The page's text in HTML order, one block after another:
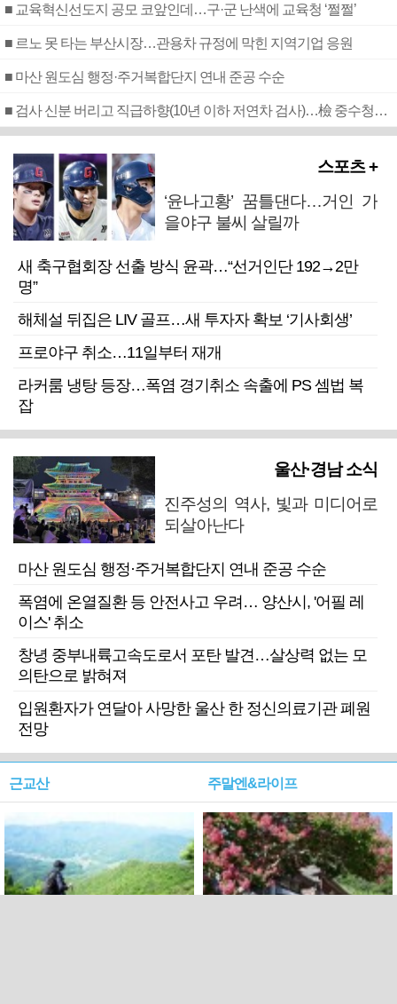
■ 교육혁신선도지 공모 코앞인데…구·군 난색에 교육청 ‘쩔쩔’
■ 르노 못 타는 부산시장…관용차 규정에 막힌 지역기업 응원
■ 마산 원도심 행정·주거복합단지 연내 준공 수순
■ 검사 신분 버리고 직급하향(10년 이하 저연차 검사)…檢 중수청행 기피
스포츠 +
‘윤나고황’ 꿈틀댄다…거인 가
을야구 불씨 살릴까
새 축구협회장 선출 방식 윤곽…“선거인단 192→2만
명”
해체설 뒤집은 LIV 골프…새 투자자 확보 ‘기사회생’
프로야구 취소…11일부터 재개
라커룸 냉탕 등장…폭염 경기취소 속출에 PS 셈법 복
잡
울산·경남 소식
진주성의 역사, 빛과 미디어로
되살아난다
마산 원도심 행정·주거복합단지 연내 준공 수순
폭염에 온열질환 등 안전사고 우려… 양산시, '어필 레
이스' 취소
창녕 중부내륙고속도로서 포탄 발견…살상력 없는 모
의탄으로 밝혀져
입원환자가 연달아 사망한 울산 한 정신의료기관 폐원
전망
근교산 주말엔&라이프